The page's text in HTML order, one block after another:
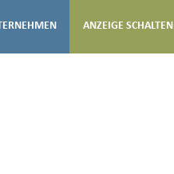
ANZEIGE SCHALTEN